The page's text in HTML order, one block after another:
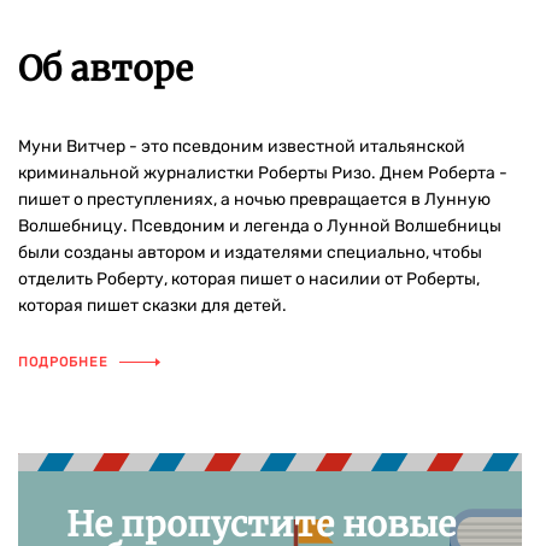
Об авторе
Муни Витчер - это псевдоним известной итальянской
криминальной журналистки Роберты Ризо. Днем Роберта -
пишет о преступлениях, а ночью превращается в Лунную
Волшебницу. Псевдоним и легенда о Лунной Волшебницы
были созданы автором и издателями специально, чтобы
отделить Роберту, которая пишет о насилии от Роберты,
которая пишет сказки для детей.
ПОДРОБНЕЕ
Не пропустите новые